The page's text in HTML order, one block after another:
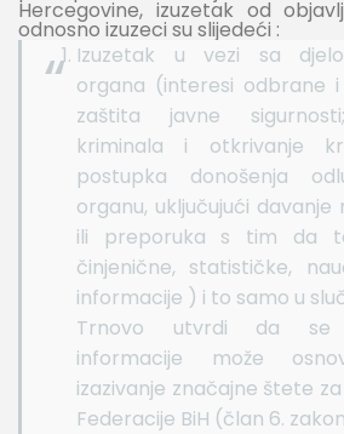
Hercegovine, izuzetak od
odnosno izuzeci su slijedeći :
Izuzetak u vezi sa
organa (interesi odbrane i
zaštita javne
kriminala i otkrivanje
postupka donošenja
organu, uključujući davanje
ili preporuka s tim da
činjenične, statističke,
informacije ) i to samo u
Trnovo utvrdi da se
informacije može
izazivanje značajne štete
Federacije BiH (član 6.